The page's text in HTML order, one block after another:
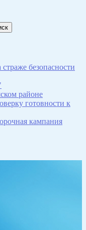
безопасности
районе
готовности к
кампания